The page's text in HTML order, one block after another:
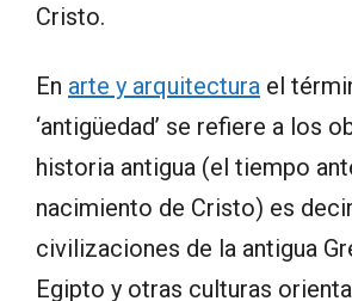
Cristo.
En arte y arquitectura el
‘antigüedad’ se refiere a los
historia antigua (el tiempo
nacimiento de Cristo) es
civilizaciones de la antigua
Egipto y otras culturas